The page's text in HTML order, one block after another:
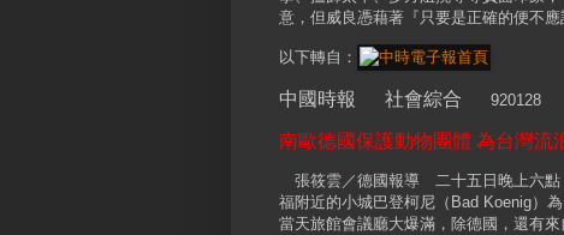
意，但威良憑藉著『只要是正確的便不應
以下轉自：
中國時報 社會綜合 920128
南歐德國保護動物團體 為台灣流
張筱雲／德國報導 二十五日晚上六點
福附近的小城巴登柯尼（Bad Koenig）
當天旅館會議廳大爆滿，除德國，還有